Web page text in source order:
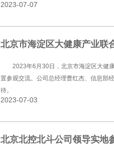
2023-07-07
北京市海淀区大健康产业联
2023年6月30日，北京市海淀区大健
置参观交流。公司总经理曹红杰、信息部
待。
2023-07-03
北京北控北斗公司领导实地